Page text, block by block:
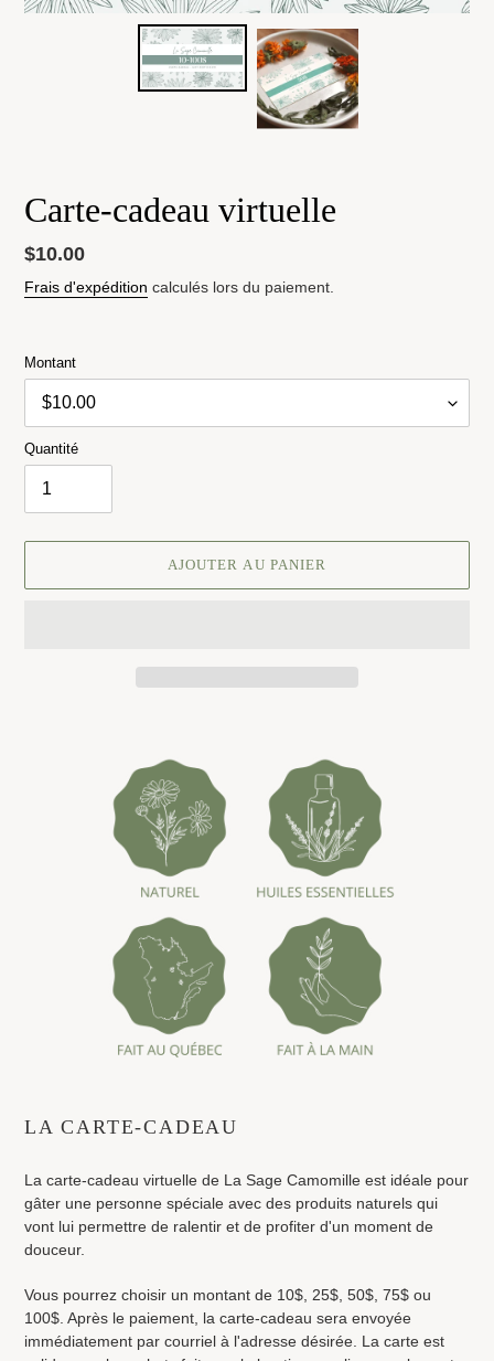
Carte-cadeau virtuelle
Prix
normal
$10.00
Frais d'expédition calculés lors du paiement.
Montant
Quantité
AJOUTER AU PANIER
produit
votre
panier
LA CARTE-CADEAU
La carte-cadeau virtuelle de La Sage Camomille est idéale pour
gâter une personne spéciale avec des produits naturels qui
vont lui permettre de ralentir et de profiter d'un moment de
douceur.
Vous pourrez choisir un montant de 10$, 25$, 50$, 75$ ou
100$. Après le paiement, la carte-cadeau sera envoyée
immédiatement par courriel à l'adresse désirée. La carte est